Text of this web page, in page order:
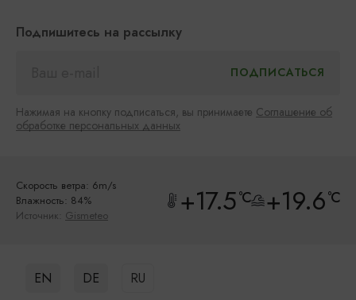
Подпишитесь на рассылку
Нажимая на кнопку подписаться, вы принимаете Соглашение об
обработке персональных данных
Скорость ветра: 6m/s
Влажность: 84%
Источник: Gismeteo +17.5°C +19.6°C
EN DE RU